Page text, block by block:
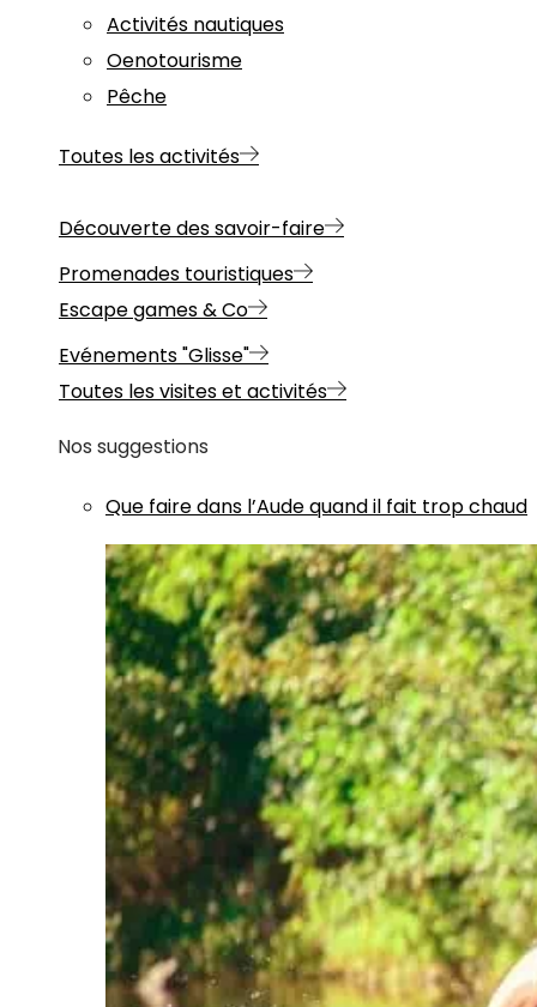
Activités nautiques
Oenotourisme
Pêche
Toutes les activités
Découverte des savoir-faire
Promenades touristiques
Escape games & Co
Evénements "Glisse"
Toutes les visites et activités
Nos suggestions
Que faire dans l’Aude quand il fait trop chaud